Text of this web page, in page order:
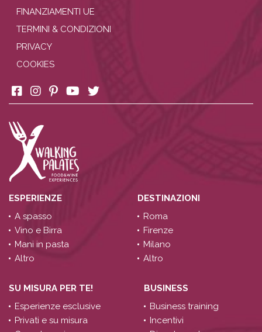
FINANZIAMENTI UE
TERMINI & CONDIZIONI
PRIVACY
COOKIES
ESPERIENZE
A spasso
Vino e Birra
Mani in pasta
Altro
DESTINAZIONI
Roma
Firenze
Milano
Altro
SU MISURA PER TE!
Esperienze esclusive
Privati e su misura
BUSINESS
Business training
Incentivi